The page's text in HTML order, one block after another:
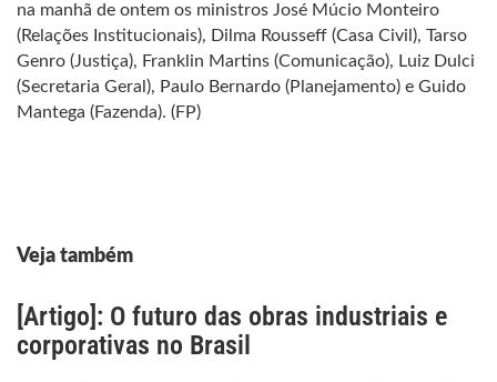
na manhã de ontem os ministros José Múcio Monteiro
(Relações Institucionais), Dilma Rousseff (Casa Civil), Tarso
Genro (Justiça), Franklin Martins (Comunicação), Luiz Dulci
(Secretaria Geral), Paulo Bernardo (Planejamento) e Guido
Mantega (Fazenda). (FP)
Veja também
[Artigo]: O futuro das obras industriais e
corporativas no Brasil